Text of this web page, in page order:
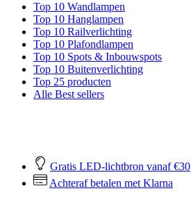
Top 10 Wandlampen
Top 10 Hanglampen
Top 10 Railverlichting
Top 10 Plafondlampen
Top 10 Spots & Inbouwspots
Top 10 Buitenverlichting
Top 25 producten
Alle Best sellers
Gratis LED-lichtbron vanaf €30
Achteraf betalen met Klarna